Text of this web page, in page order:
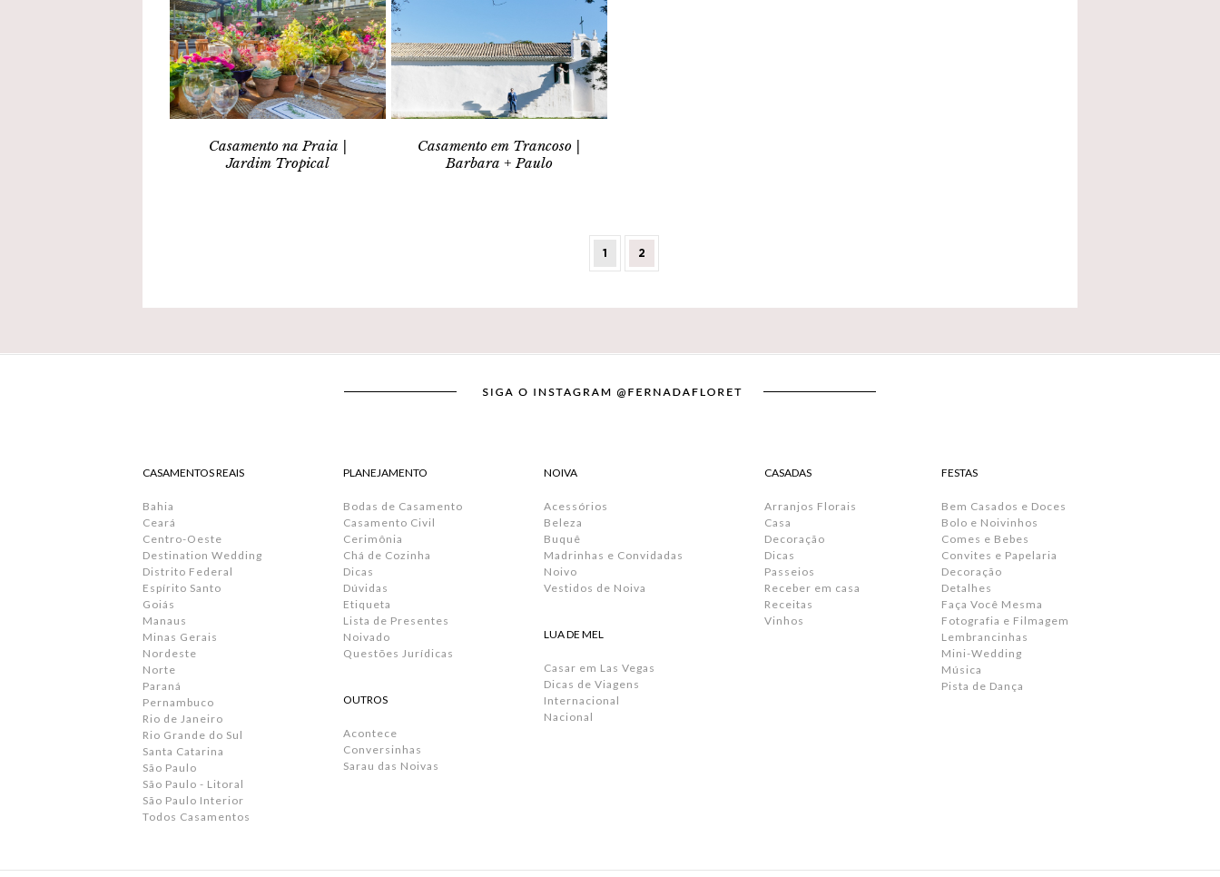
Casamento na Praia |
Jardim Tropical
Casamento em Trancoso |
Barbara + Paulo
1 2
CASAMENTOS REAIS
Bahia
Ceará
Centro-Oeste
Destination Wedding
Distrito Federal
Espírito Santo
Goiás
Manaus
Minas Gerais
Nordeste
Norte
Paraná
Pernambuco
Rio de Janeiro
Rio Grande do Sul
Santa Catarina
São Paulo
São Paulo - Litoral
São Paulo Interior
Todos Casamentos
PLANEJAMENTO
Bodas de Casamento
Casamento Civil
Cerimônia
Chá de Cozinha
Dicas
Dúvidas
Etiqueta
Lista de Presentes
Noivado
Questões Jurídicas
OUTROS
Acontece
Conversinhas
Sarau das Noivas
NOIVA
Acessórios
Beleza
Buquê
Madrinhas e Convidadas
Noivo
Vestidos de Noiva
LUA DE MEL
Casar em Las Vegas
Dicas de Viagens
Internacional
Nacional
CASADAS
Arranjos Florais
Casa
Decoração
Dicas
Passeios
Receber em casa
Receitas
Vinhos
FESTAS
Bem Casados e Doces
Bolo e Noivinhos
Comes e Bebes
Convites e Papelaria
Decoração
Detalhes
Faça Você Mesma
Fotografia e Filmagem
Lembrancinhas
Mini-Wedding
Música
Pista de Dança